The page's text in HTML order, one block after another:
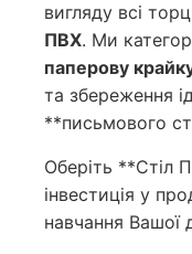
вигляду всі
ПВХ. Ми
паперову
та збереження
**письмового
Оберіть
інвестиція у
навчання Вашої